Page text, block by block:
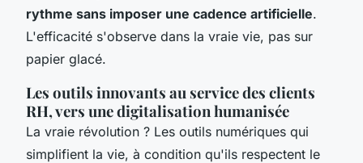
rythme sans imposer une cadence artificielle.
L'efficacité s'observe dans la vraie vie, pas sur
papier glacé.
Les outils innovants au service des clients
RH, vers une digitalisation humanisée
La vraie révolution ? Les outils numériques qui
simplifient la vie, à condition qu'ils respectent le